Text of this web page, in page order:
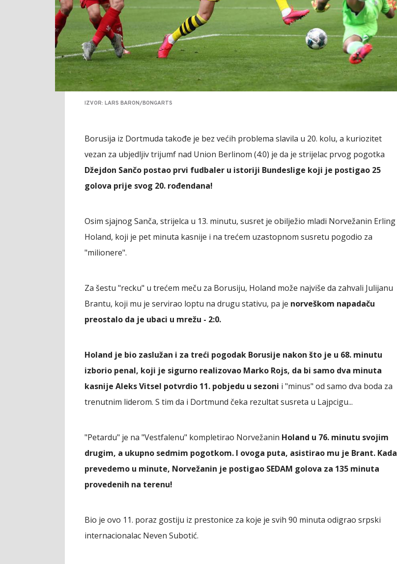
IZVOR: LARS BARON/BONGARTS
Borusija iz Dortmuda takođe je bez većih problema slavila u 20. kolu, a kuriozitet
vezan za ubjedljiv trijumf nad Union Berlinom (4:0) je da je strijelac prvog pogotka
Džejdon Sančo postao prvi fudbaler u istoriji Bundeslige koji je postigao 25
golova prije svog 20. rođendana!
Osim sjajnog Sanča, strijelca u 13. minutu, susret je obilježio mladi Norvežanin Erling
Holand, koji je pet minuta kasnije i na trećem uzastopnom susretu pogodio za
"milionere".
Za šestu "recku" u trećem meču za Borusiju, Holand može najviše da zahvali Julijanu
Brantu, koji mu je servirao loptu na drugu stativu, pa je norveškom napadaču
preostalo da je ubaci u mrežu - 2:0.
Holand je bio zaslužan i za treći pogodak Borusije nakon što je u 68. minutu
izborio penal, koji je sigurno realizovao Marko Rojs, da bi samo dva minuta
kasnije Aleks Vitsel potvrdio 11. pobjedu u sezoni i "minus" od samo dva boda za
trenutnim liderom. S tim da i Dortmund čeka rezultat susreta u Lajpcigu...
"Petardu" je na "Vestfalenu" kompletirao Norvežanin Holand u 76. minutu svojim
drugim, a ukupno sedmim pogotkom. I ovoga puta, asistirao mu je Brant. Kada
prevedemo u minute, Norvežanin je postigao SEDAM golova za 135 minuta
provedenih na terenu!
Bio je ovo 11. poraz gostiju iz prestonice za koje je svih 90 minuta odigrao srpski
internacionalac Neven Subotić.